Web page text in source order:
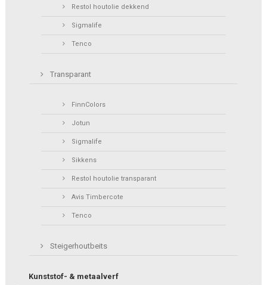
Restol houtolie dekkend
Sigmalife
Tenco
Transparant
FinnColors
Jotun
Sigmalife
Sikkens
Restol houtolie transparant
Avis Timbercote
Tenco
Steigerhoutbeits
Kunststof- & metaalverf